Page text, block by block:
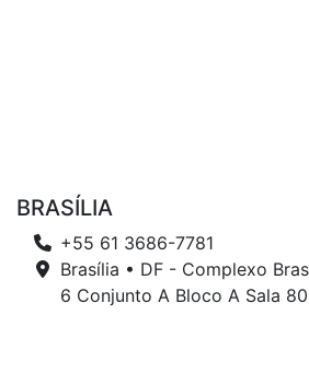
BRASÍLIA
+55 61 3686-7781
Brasília • DF - Complexo
6 Conjunto A Bloco A Sala